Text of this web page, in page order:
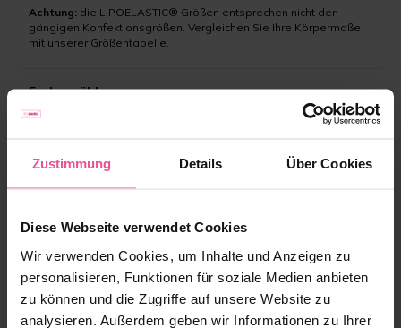
Zustimmung Details Über Cookies
Diese Webseite verwendet Cookies
Wir verwenden Cookies, um Inhalte und Anzeigen zu
personalisieren, Funktionen für soziale Medien anbieten
zu können und die Zugriffe auf unsere Website zu
analysieren. Außerdem geben wir Informationen zu Ihrer
Achtung: die LIPOELASTIC® Größen entsprechen nicht den
gängigen Konfektionsgrößen. Vergleichen Sie Ihre Körpermaße
mit unserer Größentabelle.
Farbe wählen:
Vorrätig
44,90 €